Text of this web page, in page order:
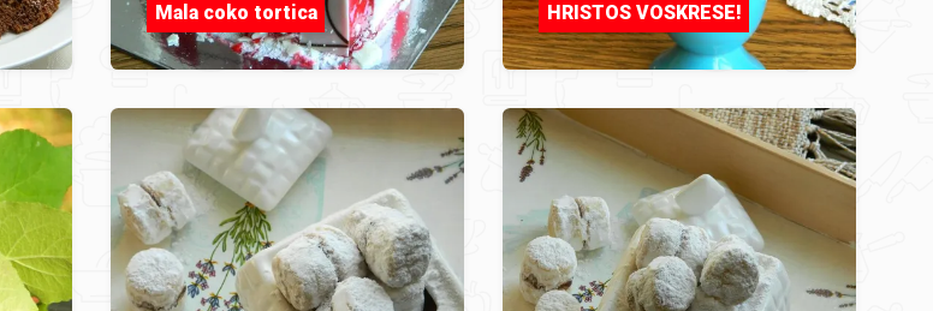
Mala coko tortica HRISTOS VOSKRESE!